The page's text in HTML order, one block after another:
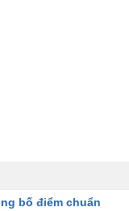
bố điểm chuẩn